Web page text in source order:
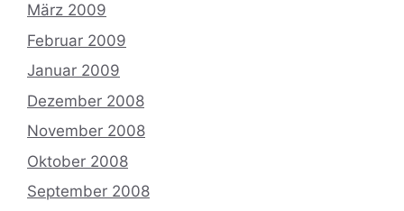
März 2009
Februar 2009
Januar 2009
Dezember 2008
November 2008
Oktober 2008
September 2008